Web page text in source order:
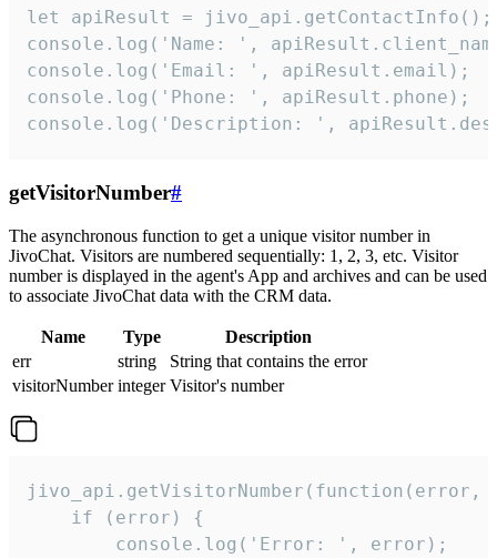
let apiResult = jivo_api.getContactInfo();
console.log('Name: ',
console.log('Email: ', apiResult.email);
console.log('Phone: ', apiResult.phone);
console.log('Description: ',
getVisitorNumber#
The asynchronous function to get a unique visitor number in
JivoChat. Visitors are numbered sequentially: 1, 2, 3, etc. Visitor
number is displayed in the agent's App and archives and can be used
to associate JivoChat data with the CRM data.
Name Type
Description
err
string
String that contains the error
visitorNumber integer Visitor's number
jivo_api.getVisitorNumber(function(error,
    if (error) {
        console.log('Error: ', error);